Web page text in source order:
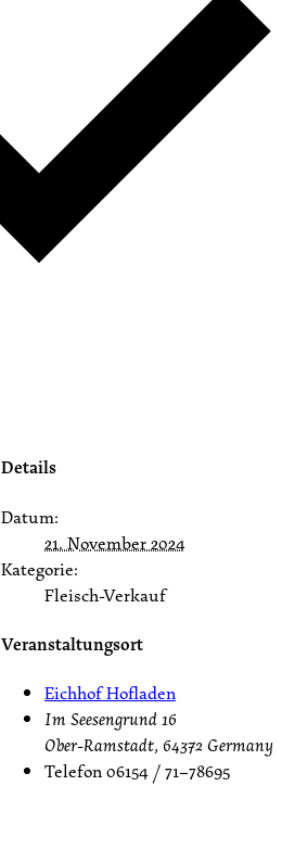
Details
Datum:
21. November 2024
Kategorie:
Fleisch-Verkauf
Veranstaltungsort
Eichhof Hofladen
Im Seesengrund 16
Ober-Ramstadt, 64372 Germany
Telefon06154 / 71–78695